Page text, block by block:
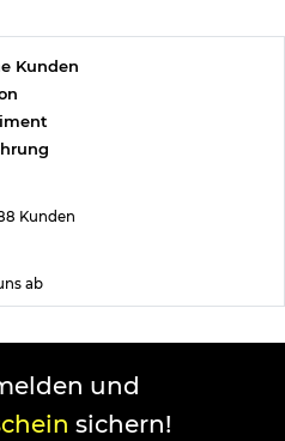
Kunden
Kunden
ab
und
sichern!